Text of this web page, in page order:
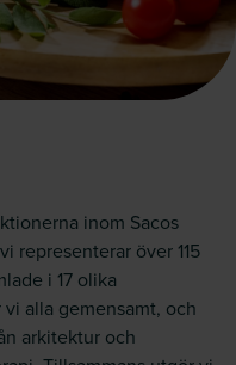
inom Sacos
representerar över 115
i 17 olika
alla gemensamt, och
arkitektur och